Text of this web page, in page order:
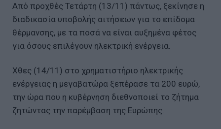
Από προχθές Τετάρτη (13/11) πάντως, ξεκίνησε η
διαδικασία υποβολής αιτήσεων για το επίδομα
θέρμανσης, με τα ποσά να είναι αυξημένα φέτος
για όσους επιλέγουν ηλεκτρική ενέργεια.
Χθες (14/11) στο χρηματιστήριο ηλεκτρικής
ενέργειας η μεγαβατώρα ξεπέρασε τα 200 ευρώ,
την ώρα που η κυβέρνηση διεθνοποιεί το ζήτημα
ζητώντας την παρέμβαση της Ευρώπης.